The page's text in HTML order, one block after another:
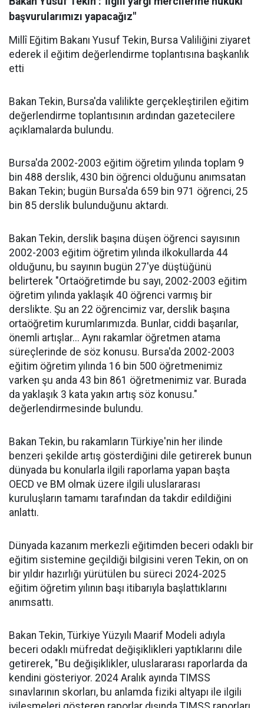
başvurularımızı yapacağız"
Millî Eğitim Bakanı Yusuf Tekin, Bursa Valiliğini ziyaret
ederek il eğitim değerlendirme toplantısına başkanlık
etti
Bakan Tekin, Bursa'da valilikte gerçekleştirilen eğitim
değerlendirme toplantısının ardından gazetecilere
açıklamalarda bulundu.
Bursa'da 2002-2003 eğitim öğretim yılında toplam 9
bin 488 derslik, 430 bin öğrenci olduğunu anımsatan
Bakan Tekin; bugün Bursa'da 659 bin 971 öğrenci, 25
bin 85 derslik bulunduğunu aktardı.
Bakan Tekin, derslik başına düşen öğrenci sayısının
2002-2003 eğitim öğretim yılında ilkokullarda 44
olduğunu, bu sayının bugün 27'ye düştüğünü
belirterek "Ortaöğretimde bu sayı, 2002-2003 eğitim
öğretim yılında yaklaşık 40 öğrenci varmış bir
derslikte. Şu an 22 öğrencimiz var, derslik başına
ortaöğretim kurumlarımızda. Bunlar, ciddi başarılar,
önemli artışlar... Aynı rakamlar öğretmen atama
süreçlerinde de söz konusu. Bursa'da 2002-2003
eğitim öğretim yılında 16 bin 500 öğretmenimiz
varken şu anda 43 bin 861 öğretmenimiz var. Burada
da yaklaşık 3 kata yakın artış söz konusu."
değerlendirmesinde bulundu.
Bakan Tekin, bu rakamların Türkiye'nin her ilinde
benzeri şekilde artış gösterdiğini dile getirerek bunun
dünyada bu konularla ilgili raporlama yapan başta
OECD ve BM olmak üzere ilgili uluslararası
kuruluşların tamamı tarafından da takdir edildiğini
anlattı.
Dünyada kazanım merkezli eğitimden beceri odaklı bir
eğitim sistemine geçildiği bilgisini veren Tekin, on on
bir yıldır hazırlığı yürütülen bu süreci 2024-2025
eğitim öğretim yılının başı itibarıyla başlattıklarını
anımsattı.
Bakan Tekin, Türkiye Yüzyılı Maarif Modeli adıyla
beceri odaklı müfredat değişiklikleri yaptıklarını dile
getirerek, "Bu değişiklikler, uluslararası raporlarda da
kendini gösteriyor. 2024 Aralık ayında TIMSS
sınavlarının skorları, bu anlamda fiziki altyapı ile ilgili